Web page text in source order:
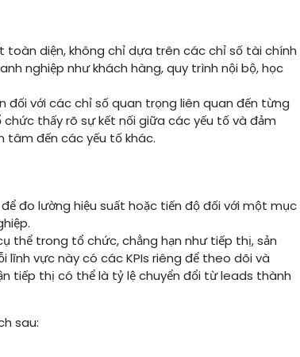
toàn diện, không chỉ dựa trên các chỉ số tài chính
nghiệp như khách hàng, quy trình nội bộ, học
đối với các chỉ số quan trọng liên quan đến từng
thấy rõ sự kết nối giữa các yếu tố và đảm
tâm đến các yếu tố khác.
đo lường hiệu suất hoặc tiến độ đối với một mục
thể trong tổ chức, chẳng hạn như tiếp thị, sản
lĩnh vực này có các KPIs riêng để theo dõi và
tiếp thị có thể là tỷ lệ chuyển đổi từ leads thành
sau: